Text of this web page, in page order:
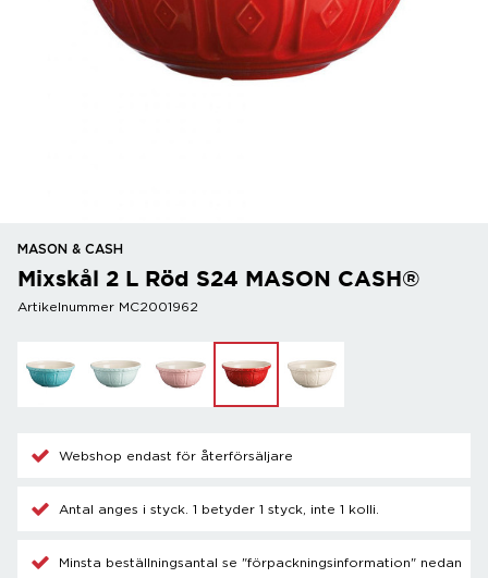
MASON & CASH
Mixskål 2 L Röd S24 MASON CASH®
Artikelnummer MC2001962
Webshop endast för återförsäljare
Antal anges i styck. 1 betyder 1 styck, inte 1 kolli.
Minsta beställningsantal se "förpackningsinformation" nedan